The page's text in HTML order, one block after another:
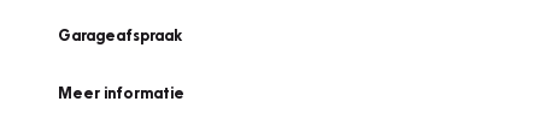
Garageafspraak
Meer informatie